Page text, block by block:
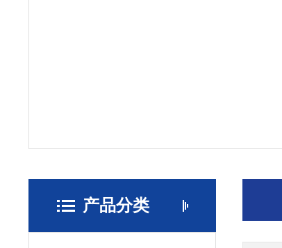
产品分类